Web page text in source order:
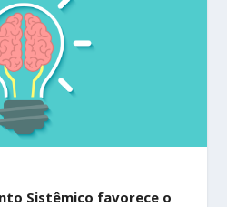
Sistêmico favorece o